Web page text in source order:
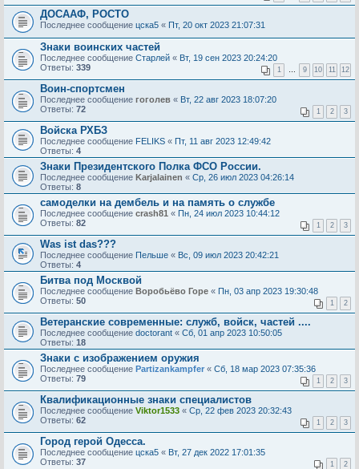
ДОСААФ, РОСТО
Последнее сообщение цска5 « Пт, 20 окт 2023 21:07:31
Знаки воинских частей
Последнее сообщение Старлей « Вт, 19 сен 2023 20:24:20
Ответы: 339 1 9 10 11 12
Воин-спортсмен
Последнее сообщение гоголев « Вт, 22 авг 2023 18:07:20
Ответы: 72 1 2 3
Войска РХБЗ
Последнее сообщение FELIKS « Пт, 11 авг 2023 12:49:42
Ответы: 4
Знаки Президентского Полка ФСО России.
Последнее сообщение Karjalainen « Ср, 26 июл 2023 04:26:14
Ответы: 8
самоделки на дембель и на память о службе
Последнее сообщение crash81 « Пн, 24 июл 2023 10:44:12
Ответы: 82 1 2 3
Was ist das???
Последнее сообщение Пельше « Вс, 09 июл 2023 20:42:21
Ответы: 4
Битва под Москвой
Последнее сообщение Воробьёво Горе « Пн, 03 апр 2023 19:30:48
Ответы: 50 1 2
Ветеранские современные: служб, войск, частей ....
Последнее сообщение doctorant « Сб, 01 апр 2023 10:50:05
Ответы: 18
Знаки с изображением оружия
Последнее сообщение Partizankampfer « Сб, 18 мар 2023 07:35:36
Ответы: 79 1 2 3
Квалификационные знаки специалистов
Последнее сообщение Viktor1533 « Ср, 22 фев 2023 20:32:43
Ответы: 62 1 2 3
Город герой Одесса.
Последнее сообщение цска5 « Вт, 27 дек 2022 17:01:35
Ответы: 37 1 2